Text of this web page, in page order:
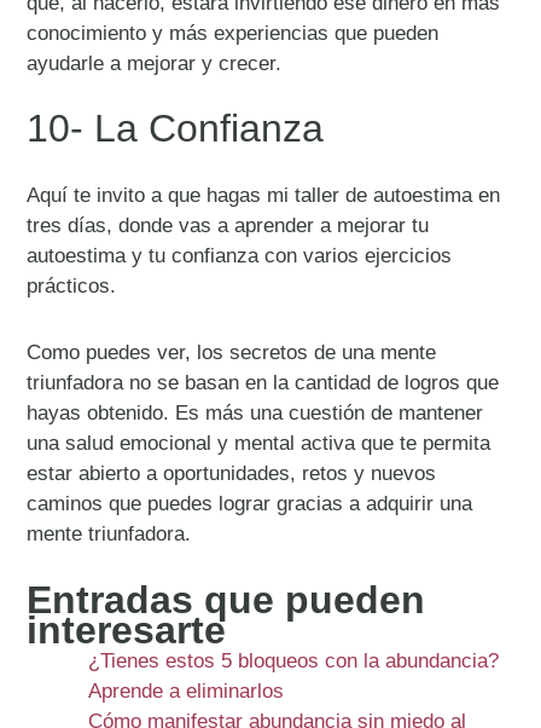
conocimiento y más experiencias que pueden
ayudarle a mejorar y crecer.
10- La Confianza
Aquí te invito a que hagas mi taller de autoestima en
tres días, donde vas a aprender a mejorar tu
autoestima y tu confianza con varios ejercicios
prácticos.
Como puedes ver, los secretos de una mente
triunfadora no se basan en la cantidad de logros que
hayas obtenido. Es más una cuestión de mantener
una salud emocional y mental activa que te permita
estar abierto a oportunidades, retos y nuevos
caminos que puedes lograr gracias a adquirir una
mente triunfadora.
Entradas que pueden
interesarte
¿Tienes estos 5 bloqueos con la abundancia?
Aprende a eliminarlos
Cómo manifestar abundancia sin miedo al